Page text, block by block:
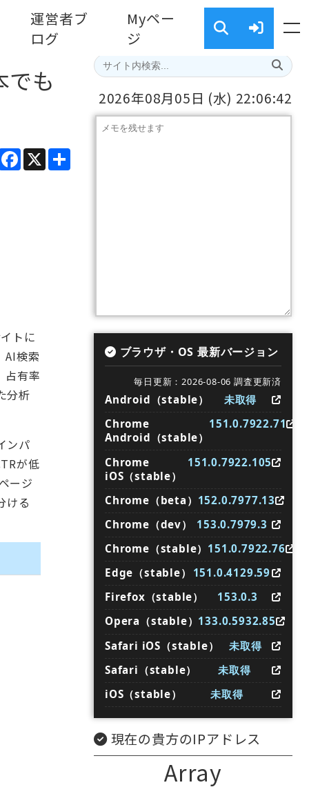
運営者ブ
ログ
Myペー
ジ
も
X
Facebook
トに
AI検索
占有率
分析
ンパ
が低
ージ
ける
2026年08月05日 (水) 22:06:43
ブラウザ・OS 最新バージョン
毎日更新：2026-08-06 調査更新済
Android（stable）
未取得
Chrome
Android（stable）
151.0.7922.71
Chrome
iOS（stable）
151.0.7922.105
Chrome（beta） 152.0.7977.13
Chrome（dev）
153.0.7979.3
Chrome（stable） 151.0.7922.76
Edge（stable）
151.0.4129.59
Firefox（stable）
153.0.3
Opera（stable） 133.0.5932.85
Safari iOS（stable）
未取得
Safari（stable）
未取得
iOS（stable）
未取得
現在の貴方のIPアドレス
Array